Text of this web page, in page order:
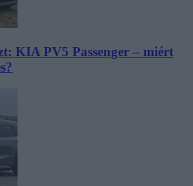
KIA PV5 Passenger – miért